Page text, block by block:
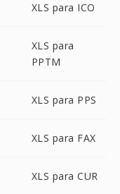
XLS para ICO
XLS para
PPTM
XLS para PPS
XLS para FAX
XLS para CUR